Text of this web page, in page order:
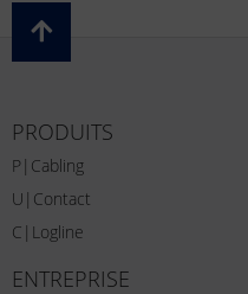
PRODUITS
P|Cabling
U|Contact
C|Logline
ENTREPRISE